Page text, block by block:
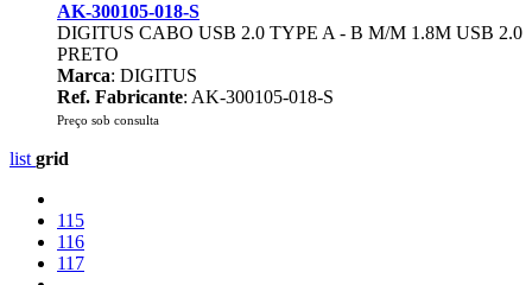
AK-300105-018-S
DIGITUS CABO USB 2.0 TYPE A - B M/M 1.8M USB 2.0
PRETO
Marca: DIGITUS
Ref. Fabricante: AK-300105-018-S
Preço sob consulta
list grid
115
116
117